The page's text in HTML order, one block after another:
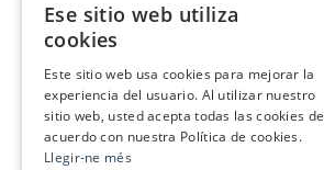
Ese sitio web utiliza
cookies
Este sitio web usa cookies para mejorar la
experiencia del usuario. Al utilizar nuestro
sitio web, usted acepta todas las cookies de
acuerdo con nuestra Política de cookies.
Llegir-ne més